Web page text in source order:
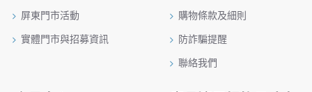
屏東門市活動
實體門市與招募資訊
購物條款及細則
防詐騙提醒
聯絡我們